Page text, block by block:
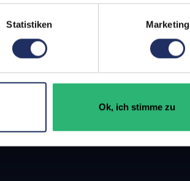
Statistiken Marketing
Ok, ich stimme zu